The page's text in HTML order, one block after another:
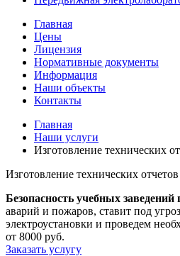
Главная
Цены
Лицензия
Нормативные документы
Информация
Наши объекты
Контакты
Главная
Наши услуги
Изготовление технических
Изготовление технических
Безопасность учебных
аварий и пожаров, ставит под
электроустановки и проведем
от 8000 руб.
Заказать услугу